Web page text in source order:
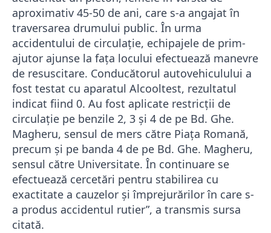
aproximativ 45-50 de ani, care s-a angajat în
traversarea drumului public. În urma
accidentului de circulație, echipajele de prim-
ajutor ajunse la fața locului efectuează manevre
de resuscitare. Conducătorul autovehiculului a
fost testat cu aparatul Alcooltest, rezultatul
indicat fiind 0. Au fost aplicate restricții de
circulație pe benzile 2, 3 şi 4 de pe Bd. Ghe.
Magheru, sensul de mers către Piața Romană,
precum şi pe banda 4 de pe Bd. Ghe. Magheru,
sensul către Universitate. În continuare se
efectuează cercetări pentru stabilirea cu
exactitate a cauzelor și împrejurărilor în care s-
a produs accidentul rutier”, a transmis sursa
citată.